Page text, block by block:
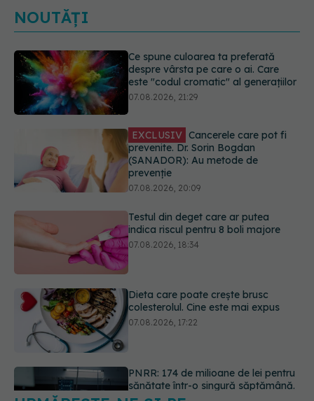
NOUTĂȚI
EXCLUSIV Cancerele care pot fi
prevenite. Dr. Sorin Bogdan
(SANADOR): Au metode de
Testul din deget care ar putea
indica riscul pentru 8 boli majore
07.08.2026, 18:34
Dieta care poate crește brusc
colesterolul. Cine este mai expus
PNRR: 174 de milioane de lei pentru
sănătate într-o singură săptămână.
Ce spitale primesc bani
Ce spune culoarea ta preferată
despre vârsta pe care o ai. Care
URMĂREȘTE-NE ȘI PE: